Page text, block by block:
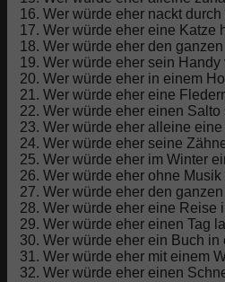
Wer würde eher nackt
Wer würde eher eine Katze
Wer würde eher den
Wer würde eher sein Handy
Wer würde eher in einem
Wer würde eher eine
Wer würde eher einen
Wer würde eher alleine
Wer würde eher seine
Wer würde eher im Winter
Wer würde eher ohne
Wer würde eher den
Wer würde eher eine Reise
Wer würde eher einen Tag
Wer würde eher ein Buch
Wer würde eher mit einem
Wer würde eher einen